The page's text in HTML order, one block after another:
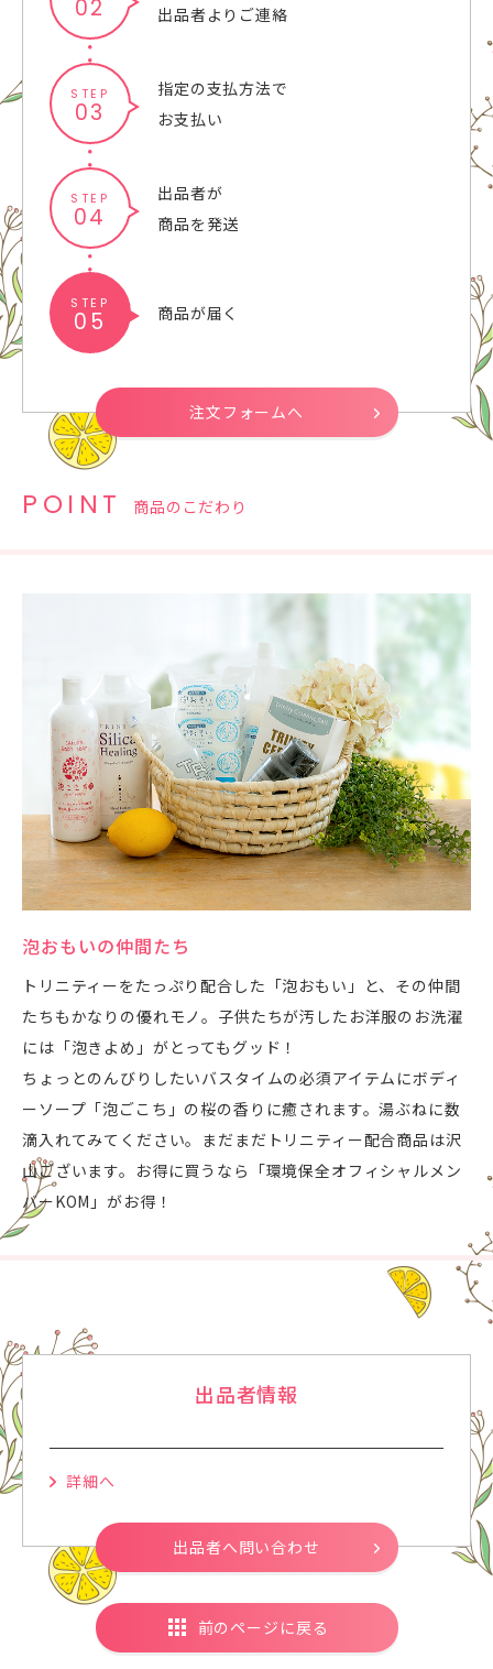
02 出品者よりご連絡
STEP
03
指定の支払方法で
お支払い
STEP
04
出品者が
商品を発送
STEP
05 商品が届く
注文フォームへ
POINT 商品のこだわり
泡おもいの仲間たち
トリニティーをたっぷり配合した「泡おもい」と、その仲間
たちもかなりの優れモノ。子供たちが汚したお洋服のお洗濯
には「泡きよめ」がとってもグッド！
ちょっとのんびりしたいバスタイムの必須アイテムにボディ
ーソープ「泡ごこち」の桜の香りに癒されます。湯ぶねに数
滴入れてみてください。まだまだトリニティー配合商品は沢
山ございます。お得に買うなら「環境保全オフィシャルメン
バーKOM」がお得！
出品者情報
詳細へ
出品者へ問い合わせ
前のページに戻る